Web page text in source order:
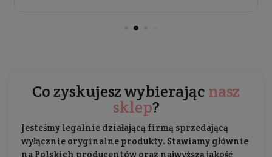
Co zyskujesz wybierając nasz
sklep?
Jesteśmy legalnie działającą firmą sprzedającą
wyłącznie oryginalne produkty. Stawiamy głównie
na Polskich producentów oraz najwyższą jakość